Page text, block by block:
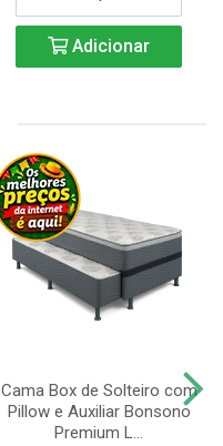
Adicionar
Cama Box de Solteiro com
Pillow e Auxiliar Bonsono
Premium L...